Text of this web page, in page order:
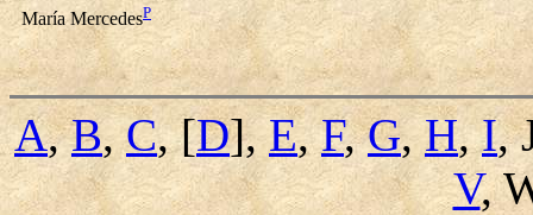
María MercedesP
A,B,C, [D],E,F,G,H,I,
V,